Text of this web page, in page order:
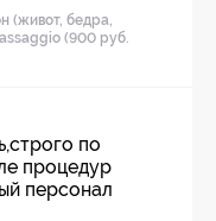
(живот, бедра,
(900 руб.
по
процедур
персонал